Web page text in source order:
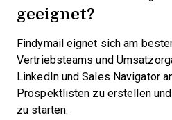
geeignet?
Findymail eignet sich am
Vertriebsteams und
LinkedIn und Sales Navigator
Prospektlisten zu erstellen
zu starten.